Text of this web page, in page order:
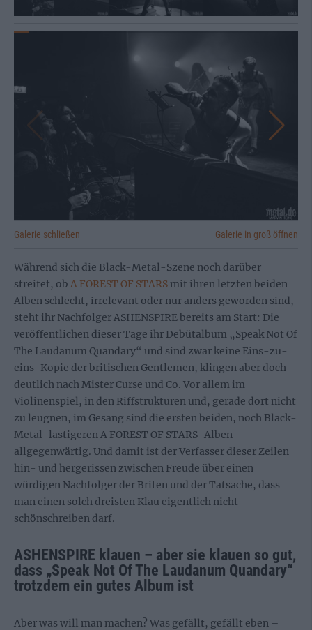
Galerie schließen Galerie in groß öffnen
Während sich die Black-Metal-Szene noch darüber
streitet, ob A FOREST OF STARS mit ihren letzten beiden
Alben schlecht, irrelevant oder nur anders geworden sind,
steht ihr Nachfolger ASHENSPIRE bereits am Start: Die
veröffentlichen dieser Tage ihr Debütalbum „Speak Not Of
The Laudanum Quandary“ und sind zwar keine Eins-zu-
eins-Kopie der britischen Gentlemen, klingen aber doch
deutlich nach Mister Curse und Co. Vor allem im
Violinenspiel, in den Riffstrukturen und, gerade dort nicht
zu leugnen, im Gesang sind die ersten beiden, noch Black-
Metal-lastigeren A FOREST OF STARS-Alben
allgegenwärtig. Und damit ist der Verfasser dieser Zeilen
hin- und hergerissen zwischen Freude über einen
würdigen Nachfolger der Briten und der Tatsache, dass
man einen solch dreisten Klau eigentlich nicht
schönschreiben darf.
ASHENSPIRE klauen – aber sie klauen so gut,
dass „Speak Not Of The Laudanum Quandary“
trotzdem ein gutes Album ist
Aber was will man machen? Was gefällt, gefällt eben –